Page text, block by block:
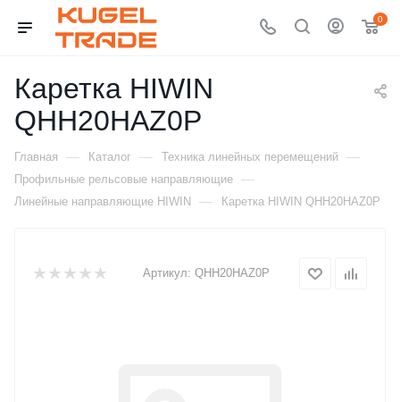
0
Каретка HIWIN
QHH20HAZ0P
Главная — Каталог — Техника линейных перемещений —
Профильные рельсовые направляющие —
Линейные направляющие HIWIN — Каретка HIWIN QHH20HAZ0P
Артикул: QHH20HAZ0P